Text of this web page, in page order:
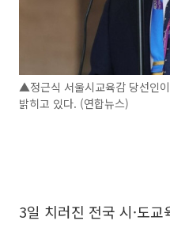
▲정근식 서울시교육감 당선인
밝히고 있다. (연합뉴스)
3일 치러진 전국 시·도